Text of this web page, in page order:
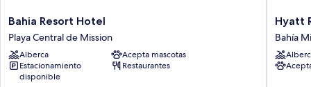
Bahia
Resort
Hotel
Playa
Central
Bahia Resort Hotel
Playa Central de Mission
Alberca
Acepta mascotas
Estacionamiento
disponible
Restaurantes
Hyatt
Mission
Bay
Spa
Hyatt
Bahía